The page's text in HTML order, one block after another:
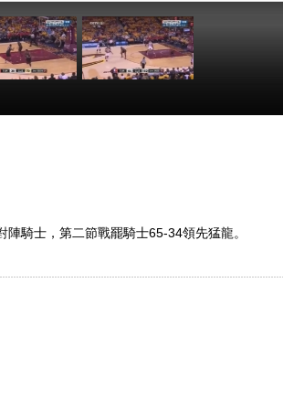
第三節
騎士 第四節
騎士，第二節戰罷騎士65-34領先猛龍。